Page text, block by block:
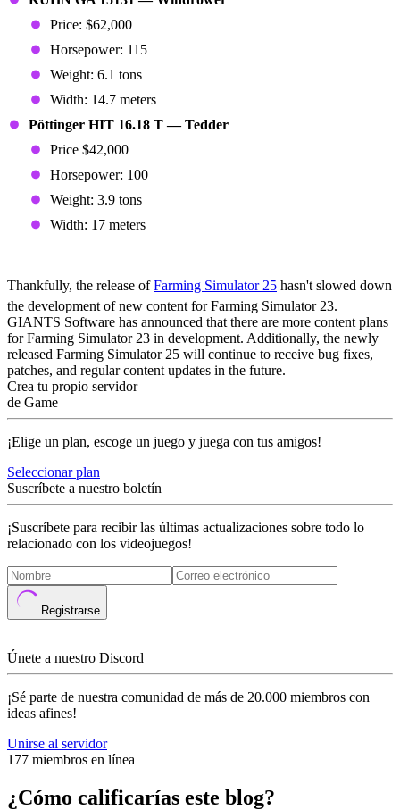
Price: $62,000
Horsepower: 115
Weight: 6.1 tons
Width: 14.7 meters
Pöttinger HIT 16.18 T — Tedder
Price $42,000
Horsepower: 100
Weight: 3.9 tons
Width: 17 meters
Thankfully, the release ofFarming Simulator 25 hasn't slowed down
the development of new content for Farming Simulator 23.
GIANTS Software has announced that there are more content plans
for Farming Simulator 23 in development. Additionally, the newly
released Farming Simulator 25 will continue to receive bug fixes,
patches, and regular content updates in the future.
Crea tu propio servidor
de Game
¡Elige un plan, escoge un juego y juega con tus amigos!
Seleccionar plan
Suscríbete a nuestro boletín
¡Suscríbete para recibir las últimas actualizaciones sobre todo lo
relacionado con los videojuegos!
Registrarse
Únete a nuestro Discord
¡Sé parte de nuestra comunidad de más de 20.000 miembros con
ideas afines!
Unirse al servidor
177 miembros en línea
¿Cómo calificarías este blog?